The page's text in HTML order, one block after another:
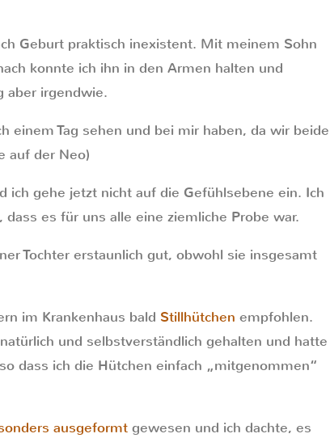
Geburt praktisch inexistent. Mit meinem Sohn
konnte ich ihn in den Armen halten und
aber irgendwie.
einem Tag sehen und bei mir haben, da wir beide
auf der Neo)
ich gehe jetzt nicht auf die Gefühlsebene ein. Ich
es für uns alle eine ziemliche Probe war.
Tochter erstaunlich gut, obwohl sie insgesamt
im Krankenhaus bald Stillhütchen empfohlen.
und selbstverständlich gehalten und hatte
dass ich die Hütchen einfach „mitgenommen“
ausgeformt gewesen und ich dachte, es